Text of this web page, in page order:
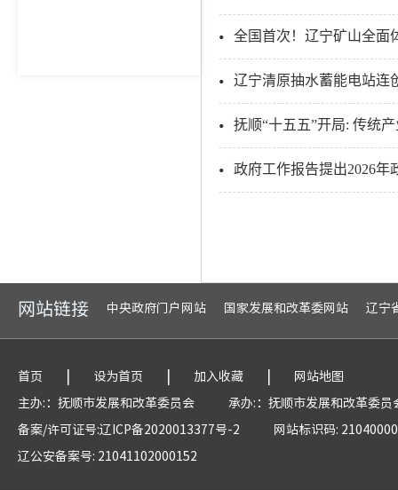
全国首次！辽宁矿山全面
辽宁清原抽水蓄能电站连
抚顺“十五五”开局: 传统
政府工作报告提出2026年
网站链接 中央政府门户网站 国家发展和改革委网站 辽宁
首页 | 设为首页 | 加入收藏 |
网站地图
主办:：抚顺市发展和改革委员会
承办:：抚顺市发展和改革委员
备案/许可证号:辽ICP备2020013377号-2
网站标识码:
辽公安备案号: 21041102000152